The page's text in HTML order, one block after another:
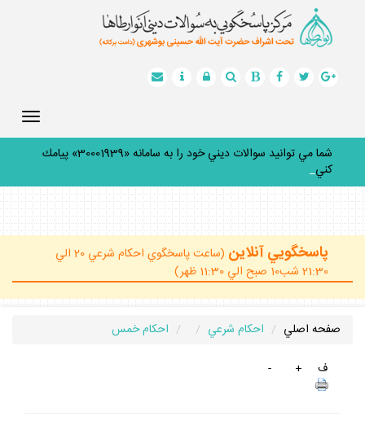
شما مي توانيد سوالات ديني خود را به سامانه «30001939» پيامك
كنيد._
پاسخگويي آنلاين
(ساعت پاسخگوي احكام شرعي 20 الي
21:30 شب10 صبح الي 11:30 ظهر)
صفحه اصلي احكام شرعي
احكام خمس
ف
+
-